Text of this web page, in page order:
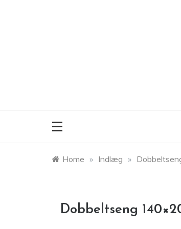
Home » Indlæg »
Dobbeltseng